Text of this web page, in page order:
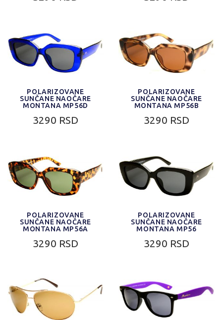
POLARIZOVANE
SUNČANE NAOČARE
MONTANA MP56D
3290 RSD
POLARIZOVANE
SUNČANE NAOČARE
MONTANA MP56B
3290 RSD
POLARIZOVANE
SUNČANE NAOČARE
MONTANA MP56A
3290 RSD
POLARIZOVANE
SUNČANE NAOČARE
MONTANA MP56
3290 RSD